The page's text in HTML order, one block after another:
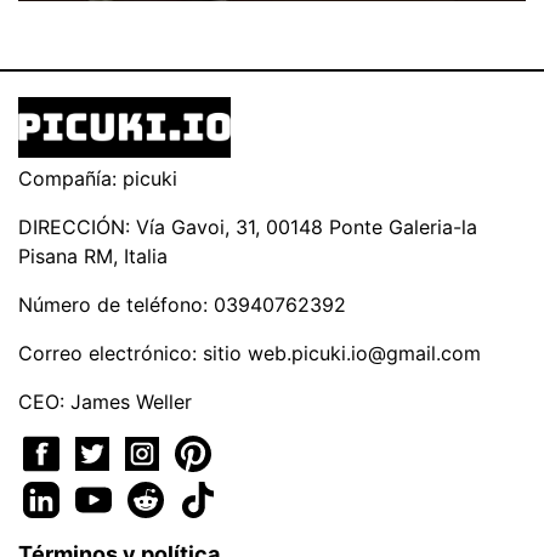
Compañía: picuki
DIRECCIÓN: Vía Gavoi, 31, 00148 Ponte Galeria-la
Pisana RM, Italia
Número de teléfono: 03940762392
Correo electrónico: sitio web.picuki.io@gmail.com
CEO: James Weller